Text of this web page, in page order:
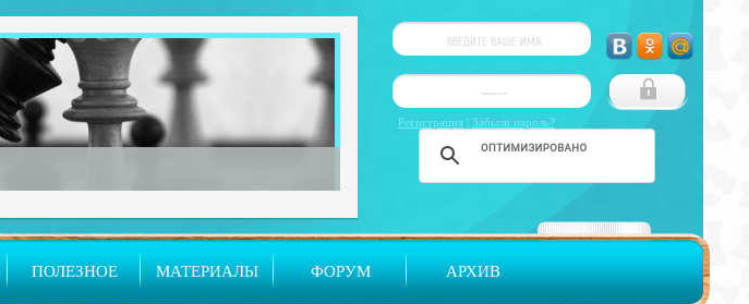
ПОЛЕЗНОЕ МАТЕРИАЛЫ ФОРУМ АРХИВ
Регистрация | Забыли пароль?